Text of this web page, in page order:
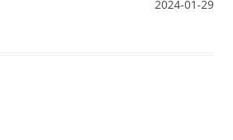
2024-01-29